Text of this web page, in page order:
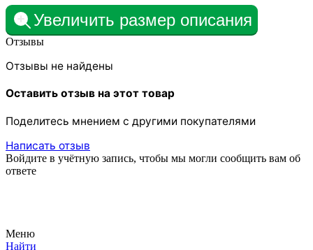
Увеличить размер описания
Отзывы
Отзывы не найдены
Оставить отзыв на этот товар
Поделитесь мнением с другими покупателями
Написать отзыв
Войдите в учётную запись, чтобы мы могли сообщить вам об
ответе
Меню
Найти